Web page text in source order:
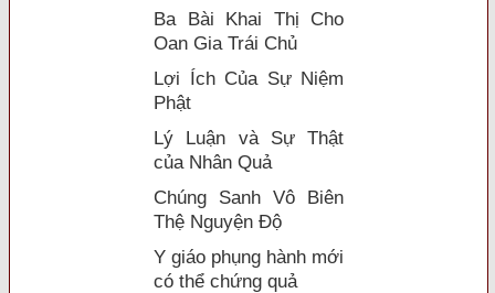
Ba Bài Khai Thị Cho
Oan Gia Trái Chủ
Lợi Ích Của Sự Niệm
Phật
Lý Luận và Sự Thật
của Nhân Quả
Chúng Sanh Vô Biên
Thệ Nguyện Độ
Y giáo phụng hành mới
có thể chứng quả